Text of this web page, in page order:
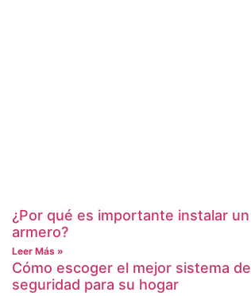
¿Por qué es importante instalar un
armero?
Leer Más »
Cómo escoger el mejor sistema de
seguridad para su hogar